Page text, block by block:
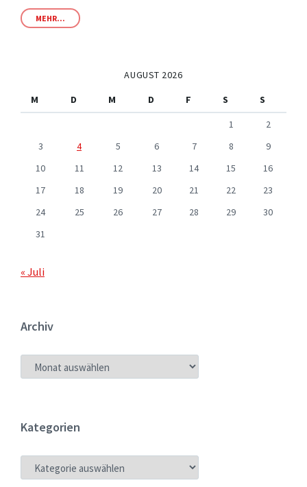
MEHR...
AUGUST 2026
M
D M D F S
S
1
2
3
4 5 6 7 8
9
10
11 12 13 14 15
16
17
18 19 20 21 22
23
24
25 26 27 28 29
30
31
« Juli
Archiv
ARCHIV
Kategorien
KATEGORIEN